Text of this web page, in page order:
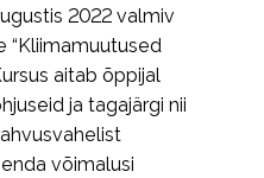
2022 valmiv
“Kliimamuutused
aitab õppijal
ja tagajärgi nii
võimalusi